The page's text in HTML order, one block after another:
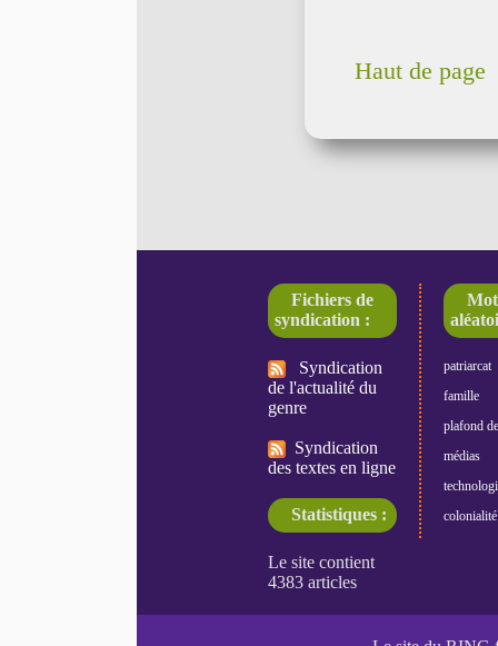
Haut de page
Fichiers de
syndication :
Syndication
de l'actualité du
genre
Syndication
des textes en ligne
Statistiques :
patriarcat
famille
plafond
médias
colonialité